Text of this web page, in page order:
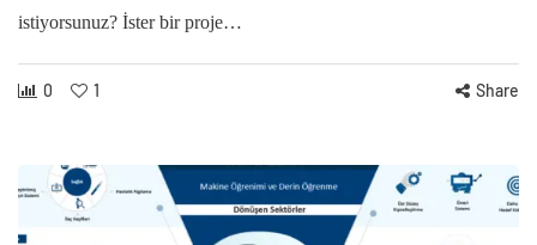
istiyorsunuz? İster bir proje…
0 1 Share